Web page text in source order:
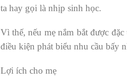
ta hay gọi là nhịp sinh học.
Vì thế, nếu mẹ nắm bắt được
điều kiện phát biểu nhu cầu bấy
Lợi ích cho mẹ